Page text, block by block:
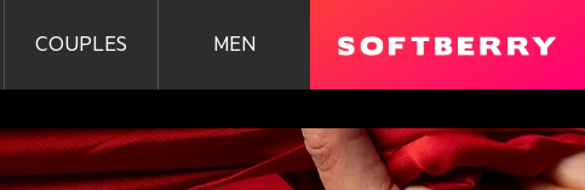
MEN
COUPLES